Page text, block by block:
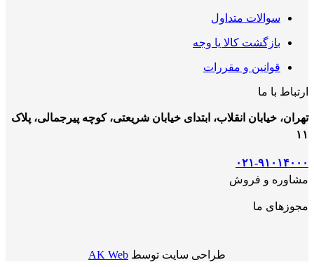
سوالات متداول
بازگشت کالا یا وجه
قوانین و مقررات
ارتباط با ما
تهران، خیابان انقلاب، ابتدای خیابان شریعتی، کوچه پیرجمالی، پلاک
۱۱
۰۲۱-۹۱۰۱۴۰۰۰
مشاوره و فروش
مجوزهای ما
طراحی سایت توسط AK Web